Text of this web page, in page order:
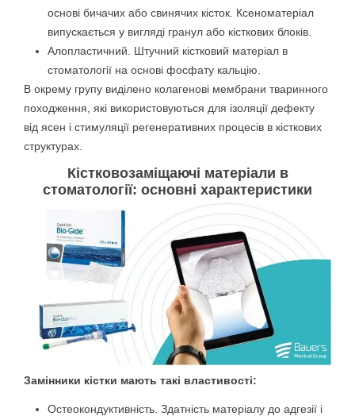
основі бичачих або свинячих кісток. Ксеноматеріал
випускається у вигляді гранул або кісткових блоків.
Алопластичний. Штучний кістковий матеріал в
стоматології на основі фосфату кальцію.
В окрему групу виділено колагенові мембрани тваринного
походження, які використовуються для ізоляції дефекту
від ясен і стимуляції регенеративних процесів в кісткових
структурах.
Кістковозаміщаючі матеріали в
стоматології: основні характеристики
Замінники кістки мають такі властивості:
Остеокондуктивність. Здатність матеріалу до адгезії і